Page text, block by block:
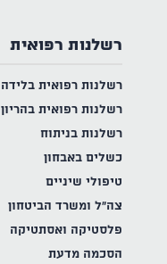
רשלנות רפואית
רשלנות רפואית בלידה
רשלנות רפואית בהריון
רשלנות בניתוח
כשלים באבחון
טיפולי שיניים
צה"ל ומשרד הביטחון
פלסטיקה ואסתטיקה
הסכמה מדעת